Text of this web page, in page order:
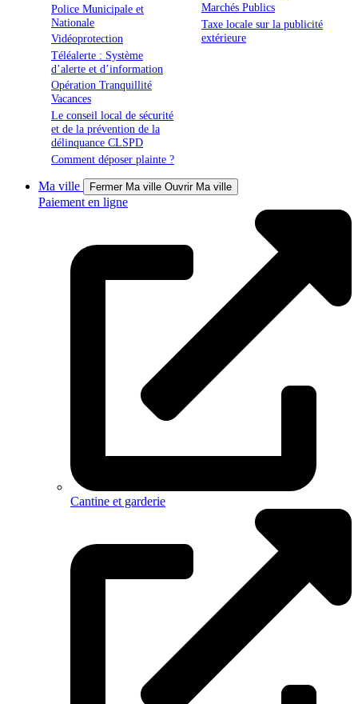
Police Municipale et
Nationale
Vidéoprotection
Téléalerte : Système
d’alerte et d’information
Opération Tranquillité
Vacances
Le conseil local de sécurité
et de la prévention de la
délinquance CLSPD
Comment déposer plainte ?
Marchés Publics
Taxe locale sur la publicité
extérieure
Ma ville Fermer Ma ville Ouvrir Ma ville
Paiement en ligne
Cantine et garderie